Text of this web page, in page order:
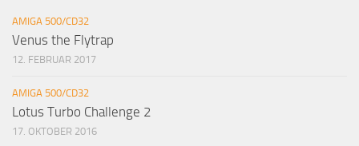
AMIGA 500/CD32
Venus the Flytrap
12. FEBRUAR 2017
AMIGA 500/CD32
Lotus Turbo Challenge 2
17. OKTOBER 2016